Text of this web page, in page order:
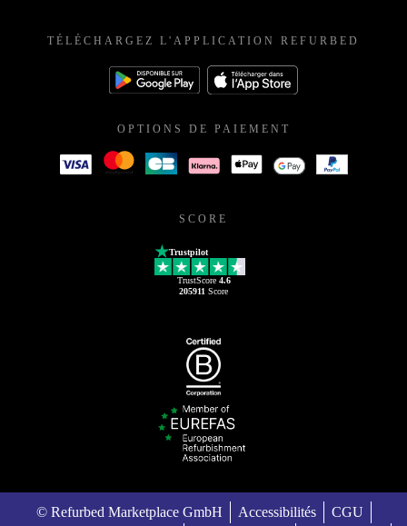
TÉLÉCHARGEZ L'APPLICATION REFURBED
OPTIONS DE PAIEMENT
SCORE
Trustpilot
TrustScore 4.6
205911 Score
© Refurbed Marketplace GmbH Accessibilités CGU